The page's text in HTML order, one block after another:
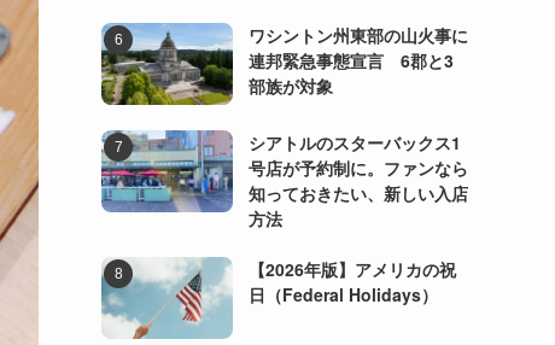
ワシントン州東部の山火事に
連邦緊急事態宣言 6郡と3
部族が対象
シアトルのスターバックス1
号店が予約制に。ファンなら
知っておきたい、新しい入店
方法
【2026年版】アメリカの祝
日（Federal Holidays）